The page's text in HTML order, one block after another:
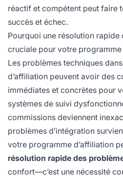
réactif et compétent peut faire
succès et échec.
Pourquoi une résolution rapide
cruciale pour votre programme
Les problèmes techniques
d’affiliation peuvent avoir des
immédiates et concrètes pour
systèmes de suivi
commissions deviennent
problèmes d’intégration
votre programme d’affiliation
résolution rapide des
confort—c’est une nécessité